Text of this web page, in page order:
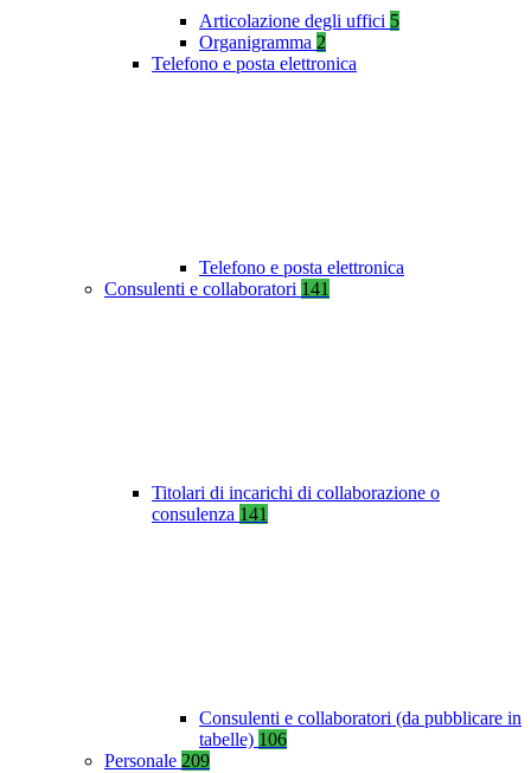
Articolazione degli uffici 5
Organigramma 2
Telefono e posta elettronica
Telefono e posta elettronica
Consulenti e collaboratori 141
Titolari di incarichi di collaborazione o
consulenza 141
Consulenti e collaboratori (da pubblicare in
tabelle) 106
Personale 209